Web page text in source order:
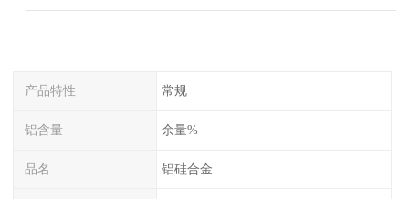
产品特性 常规
铝含量 余量%
品名 铝硅合金